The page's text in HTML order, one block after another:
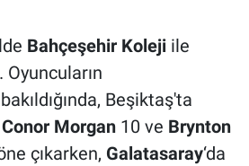
Bahçeşehir Kolejiile
Beşiktaş'ta
Conor Morgan10 ve Brynton
çıkarken, Galatasaray‘da